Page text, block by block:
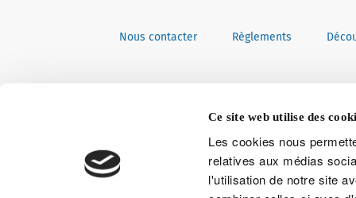
Ce site web utilise des
Les cookies nous
relatives aux médias
l'utilisation de notre site
Nous contacter Règlements